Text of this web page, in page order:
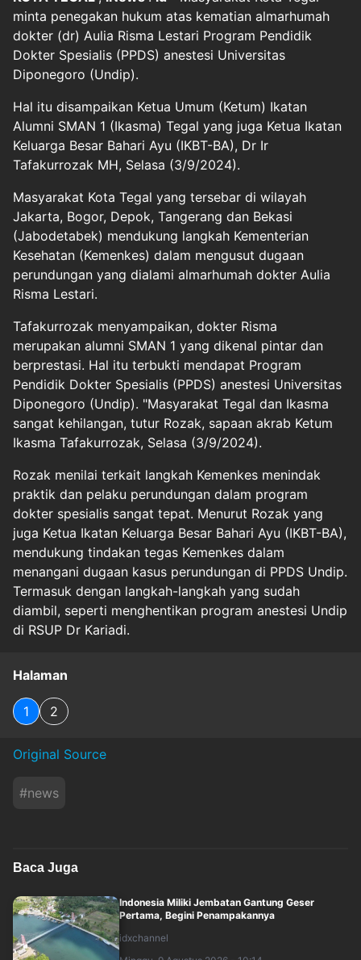
minta penegakan hukum atas kematian almarhumah
dokter (dr) Aulia Risma Lestari Program Pendidik
Dokter Spesialis (PPDS) anestesi Universitas
Diponegoro (Undip).
Hal itu disampaikan Ketua Umum (Ketum) Ikatan
Alumni SMAN 1 (Ikasma) Tegal yang juga Ketua Ikatan
Keluarga Besar Bahari Ayu (IKBT-BA), Dr Ir
Tafakurrozak MH, Selasa (3/9/2024).
Masyarakat Kota Tegal yang tersebar di wilayah
Jakarta, Bogor, Depok, Tangerang dan Bekasi
(Jabodetabek) mendukung langkah Kementerian
Kesehatan (Kemenkes) dalam mengusut dugaan
perundungan yang dialami almarhumah dokter Aulia
Risma Lestari.
Tafakurrozak menyampaikan, dokter Risma
merupakan alumni SMAN 1 yang dikenal pintar dan
berprestasi. Hal itu terbukti mendapat Program
Pendidik Dokter Spesialis (PPDS) anestesi Universitas
Diponegoro (Undip). "Masyarakat Tegal dan Ikasma
sangat kehilangan, tutur Rozak, sapaan akrab Ketum
Ikasma Tafakurrozak, Selasa (3/9/2024).
Rozak menilai terkait langkah Kemenkes menindak
praktik dan pelaku perundungan dalam program
dokter spesialis sangat tepat. Menurut Rozak yang
juga Ketua Ikatan Keluarga Besar Bahari Ayu (IKBT-BA),
mendukung tindakan tegas Kemenkes dalam
menangani dugaan kasus perundungan di PPDS Undip.
Termasuk dengan langkah-langkah yang sudah
diambil, seperti menghentikan program anestesi Undip
di RSUP Dr Kariadi.
Halaman
1 2
Original Source
#news
Baca Juga
Indonesia Miliki Jembatan Gantung Geser
Pertama, Begini Penampakannya
idxchannel